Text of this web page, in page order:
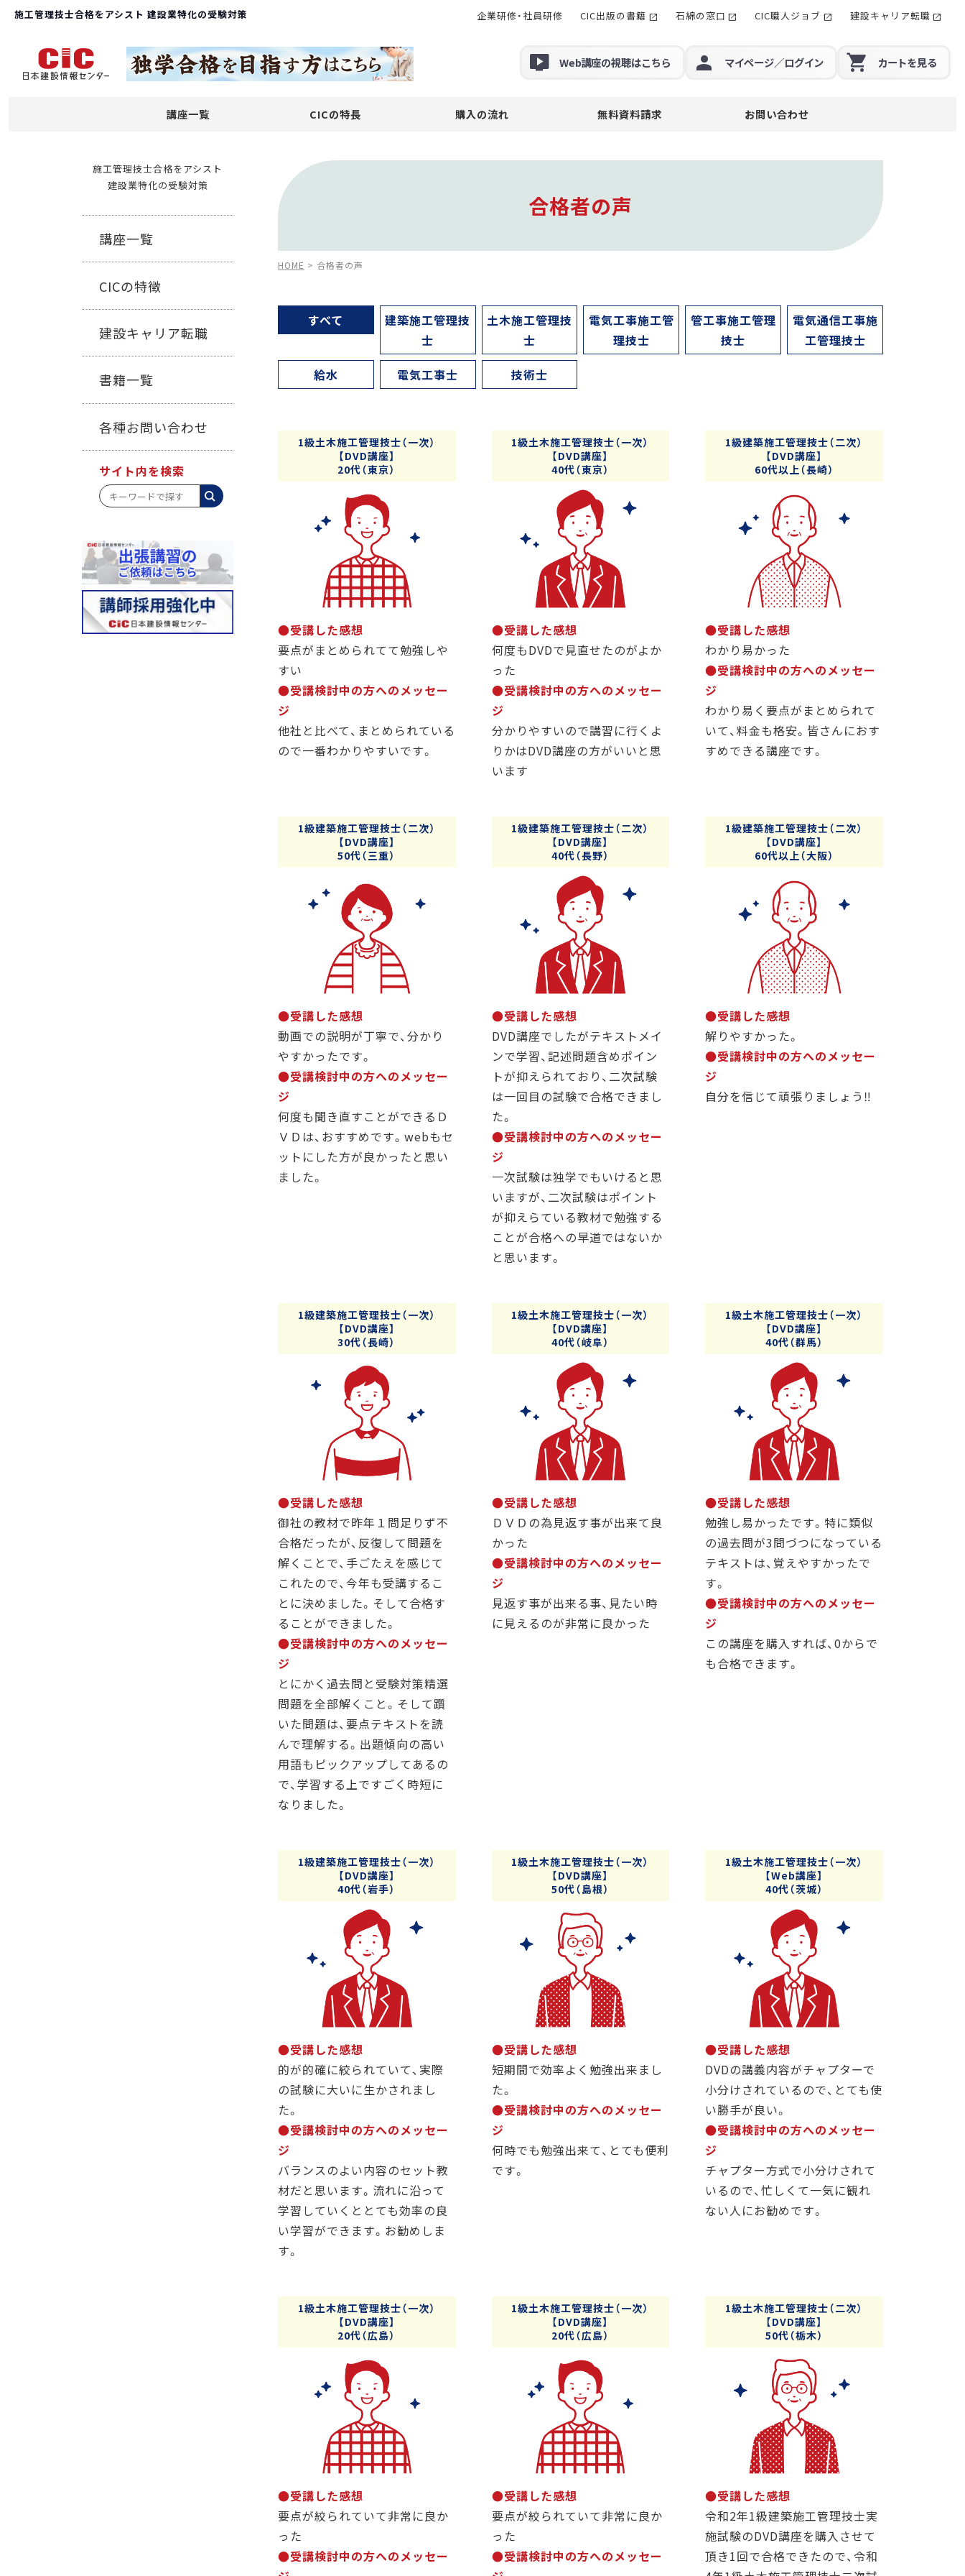
Web講座の視聴はこちら マイページ／ログイン カートを見る
講座一覧 CICの特長 購入の流れ 無料資料請求 お問い合わせ
施工管理技士合格をアシスト 建設業特化の受験対策 企業研修・社員研修 CIC出版の書籍 石綿の窓口 CIC職人ジョブ 建設キャリア転職
施工管理技士合格をアシスト
建設業特化の受験対策
講座一覧
CICの特徴
建設キャリア転職
書籍一覧
各種お問い合わせ
サイト内を検索
合格者の声
HOME > 合格者の声
すべて
建築施工管理技
士
土木施工管理技
士
電気工事施工管
理技士
管工事施工管理
技士
電気通信工事施
工管理技士
給水
電気工事士 技術士
1級土木施工管理技士（一次）
【DVD講座】
20代（東京）
●受講した感想
要点がまとめられてて勉強しや
すい
●受講検討中の方へのメッセー
ジ
他社と比べて、まとめられている
ので一番わかりやすいです。
1級土木施工管理技士（一次）
【DVD講座】
40代（東京）
●受講した感想
何度もDVDで見直せたのがよか
った
●受講検討中の方へのメッセー
ジ
分かりやすいので講習に行くよ
りかはDVD講座の方がいいと思
います
1級建築施工管理技士（二次）
【DVD講座】
60代以上（長崎）
●受講した感想
わかり易かった
●受講検討中の方へのメッセー
ジ
わかり易く要点がまとめられて
いて、料金も格安。皆さんにおす
すめできる講座です。
1級建築施工管理技士（二次）
【DVD講座】
50代（三重）
●受講した感想
動画での説明が丁寧で、分かり
やすかったです。
●受講検討中の方へのメッセー
ジ
何度も聞き直すことができるＤ
ＶＤは、おすすめです。webもセ
ットにした方が良かったと思い
ました。
1級建築施工管理技士（二次）
【DVD講座】
40代（長野）
●受講した感想
DVD講座でしたがテキストメイ
ンで学習、記述問題含めポイン
トが抑えられており、二次試験
は一回目の試験で合格できまし
た。
●受講検討中の方へのメッセー
ジ
一次試験は独学でもいけると思
いますが、二次試験はポイント
が抑えらている教材で勉強する
ことが合格への早道ではないか
と思います。
1級建築施工管理技士（二次）
【DVD講座】
60代以上（大阪）
●受講した感想
解りやすかった。
●受講検討中の方へのメッセー
ジ
自分を信じて頑張りましょう‼️
1級建築施工管理技士（一次）
【DVD講座】
30代（長崎）
●受講した感想
御社の教材で昨年１問足りず不
合格だったが、反復して問題を
解くことで、手ごたえを感じて
これたので、今年も受講するこ
とに決めました。そして合格す
ることができました。
●受講検討中の方へのメッセー
ジ
とにかく過去問と受験対策精選
問題を全部解くこと。そして躓
いた問題は、要点テキストを読
んで理解する。出題傾向の高い
用語もピックアップしてあるの
で、学習する上ですごく時短に
なりました。
1級土木施工管理技士（一次）
【DVD講座】
40代（岐阜）
●受講した感想
ＤＶＤの為見返す事が出来て良
かった
●受講検討中の方へのメッセー
ジ
見返す事が出来る事、見たい時
に見えるのが非常に良かった
1級土木施工管理技士（一次）
【DVD講座】
40代（群馬）
●受講した感想
勉強し易かったです。特に類似
の過去問が3問づつになっている
テキストは、覚えやすかったで
す。
●受講検討中の方へのメッセー
ジ
この講座を購入すれば、0からで
も合格できます。
1級建築施工管理技士（一次）
【DVD講座】
40代（岩手）
●受講した感想
的が的確に絞られていて、実際
の試験に大いに生かされまし
た。
●受講検討中の方へのメッセー
ジ
バランスのよい内容のセット教
材だと思います。流れに沿って
学習していくととても効率の良
い学習ができます。お勧めしま
す。
1級土木施工管理技士（一次）
【DVD講座】
50代（島根）
●受講した感想
短期間で効率よく勉強出来まし
た。
●受講検討中の方へのメッセー
ジ
何時でも勉強出来て、とても便利
です。
1級土木施工管理技士（一次）
【Web講座】
40代（茨城）
●受講した感想
DVDの講義内容がチャプターで
小分けされているので、とても使
い勝手が良い。
●受講検討中の方へのメッセー
ジ
チャプター方式で小分けされて
いるので、忙しくて一気に観れ
ない人にお勧めです。
1級土木施工管理技士（一次）
【DVD講座】
20代（広島）
●受講した感想
要点が絞られていて非常に良か
った
●受講検討中の方へのメッセー
1級土木施工管理技士（一次）
【DVD講座】
20代（広島）
●受講した感想
要点が絞られていて非常に良か
った
●受講検討中の方へのメッセー
1級土木施工管理技士（二次）
【DVD講座】
50代（栃木）
●受講した感想
令和2年1級建築施工管理技士実
施試験のDVD講座を購入させて
頂き1回で合格できたので、令和